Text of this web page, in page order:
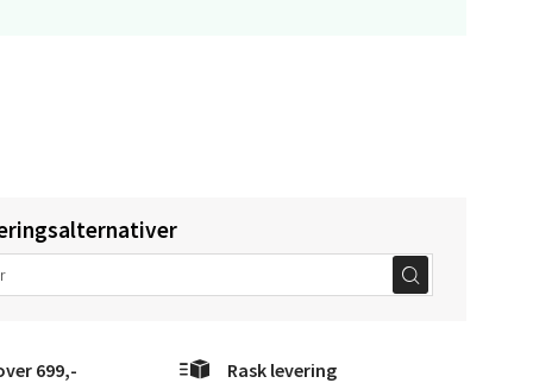
699,- Rask levering